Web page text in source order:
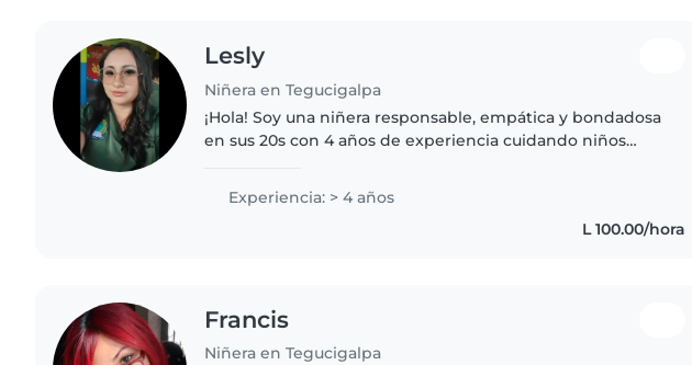
Lesly
Niñera en Tegucigalpa
¡Hola! Soy una niñera responsable, empática y bondadosa
en sus 20s con 4 años de experiencia cuidando niños
Experiencia: > 4 años
L 100.00/hora
Francis
Niñera en Tegucigalpa